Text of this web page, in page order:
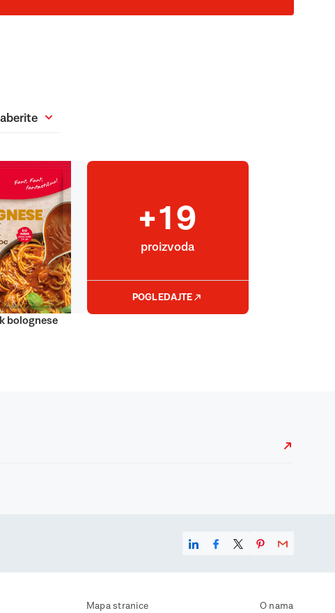
bolognese
+19
proizvoda
POGLEDAJTE
Mapa stranice
O nama